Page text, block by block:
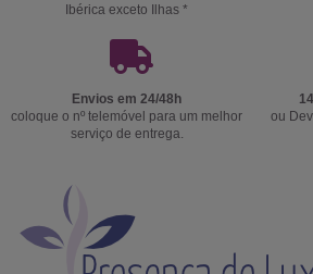
Ibérica exceto Ilhas *
Envios em 24/48h
coloque o nº telemóvel para um melhor
serviço de entrega.
ou